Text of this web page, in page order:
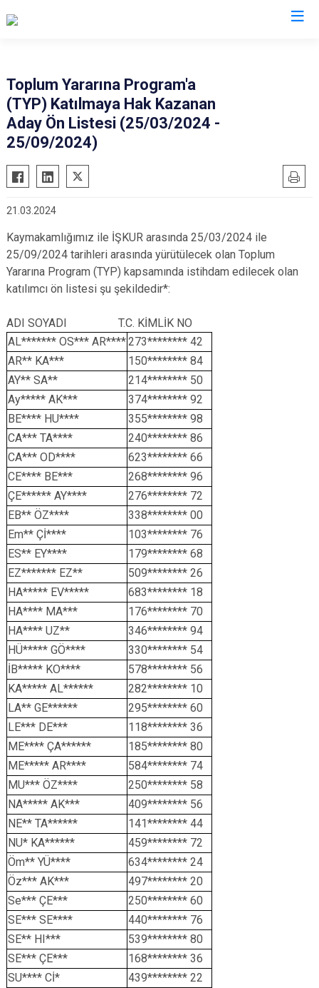
Aliağa
Balçova
Bergama
Buca
Çeşme
Çiğli
Foça
Gaziemir
Kınık
Kiraz
Konak
Torbalı
Urla
Toplum Yararına Program'a
(TYP) Katılmaya Hak Kazanan
Aday Ön Listesi (25/03/2024 -
25/09/2024)
21.03.2024
Kaymakamlığımız ile İŞKUR arasında 25/03/2024 ile
25/09/2024 tarihleri arasında yürütülecek olan Toplum
Yararına Program (TYP) kapsamında istihdam edilecek olan
katılımcı ön listesi şu şekildedir*:
ADI SOYADI T.C. KİMLİK NO
AL******* OS*** AR****273******** 42
AR** KA***
150******** 84
AY** SA**
214******** 50
Ay***** AK***
374******** 92
BE**** HU****
355******** 98
CA*** TA****
240******** 86
CA*** OD****
623******** 66
CE**** BE***
268******** 96
ÇE****** AY****
276******** 72
EB** ÖZ****
338******** 00
Em** Çİ****
103******** 76
ES** EY****
179******** 68
EZ******* EZ**
509******** 26
HA***** EV*****
683******** 18
HA**** MA***
176******** 70
HA**** UZ**
346******** 94
HÜ***** GÖ****
330******** 54
İB***** KO****
578******** 56
KA***** AL******
282******** 10
LA** GE******
295******** 60
LE*** DE***
118******** 36
ME**** ÇA******
185******** 80
ME***** AR****
584******** 74
MU*** ÖZ****
250******** 58
NA***** AK***
409******** 56
NE** TA******
141******** 44
NU* KA******
459******** 72
Öm** YÜ****
634******** 24
Öz*** AK***
497******** 20
Se*** ÇE***
250******** 60
SE*** SE****
440******** 76
SE** HI***
539******** 80
SE*** ÇE***
168******** 36
SU**** Cİ*
439******** 22